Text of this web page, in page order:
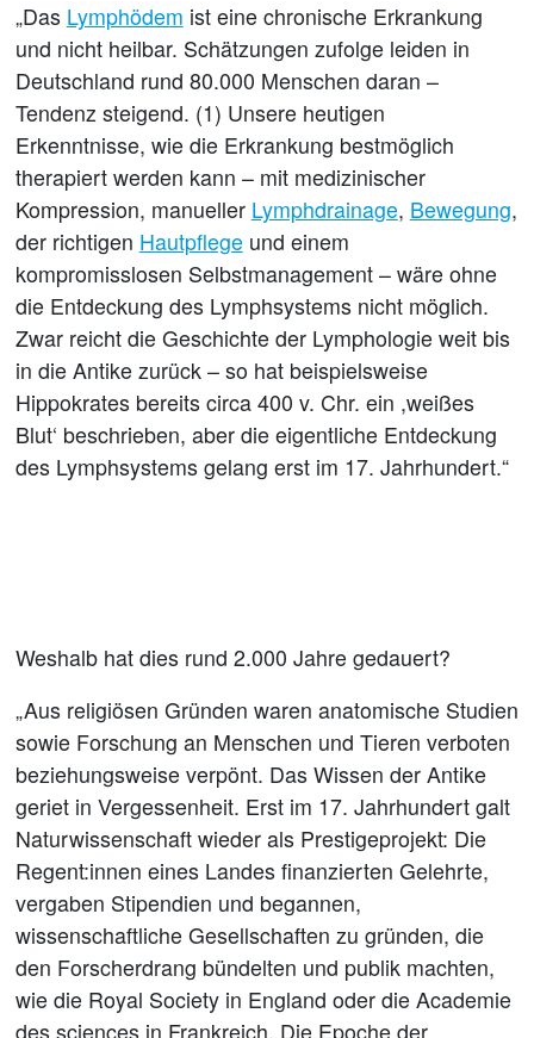
„Das Lymphödem ist eine chronische Erkrankung
und nicht heilbar. Schätzungen zufolge leiden in
Deutschland rund 80.000 Menschen daran –
Tendenz steigend. (1) Unsere heutigen
Erkenntnisse, wie die Erkrankung bestmöglich
therapiert werden kann – mit medizinischer
Kompression, manueller Lymphdrainage, Bewegung,
der richtigen Hautpflegeund einem
kompromisslosen Selbstmanagement – wäre ohne
die Entdeckung des Lymphsystems nicht möglich.
Zwar reicht die Geschichte der Lymphologie weit bis
in die Antike zurück – so hat beispielsweise
Hippokrates bereits circa 400 v. Chr. ein ,weißes
Blut‘ beschrieben, aber die eigentliche Entdeckung
des Lymphsystems gelang erst im 17. Jahrhundert.“
Weshalb hat dies rund 2.000 Jahre gedauert?
„Aus religiösen Gründen waren anatomische Studien
sowie Forschung an Menschen und Tieren verboten
beziehungsweise verpönt. Das Wissen der Antike
geriet in Vergessenheit. Erst im 17. Jahrhundert galt
Naturwissenschaft wieder als Prestigeprojekt: Die
Regent:innen eines Landes finanzierten Gelehrte,
vergaben Stipendien und begannen,
wissenschaftliche Gesellschaften zu gründen, die
den Forscherdrang bündelten und publik machten,
wie die Royal Society in England oder die Academie
des sciences in Frankreich. Die Epoche der